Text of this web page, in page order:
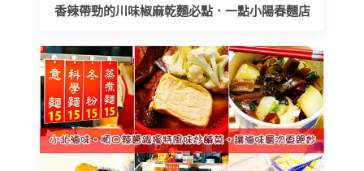
香辣帶勁的川味椒麻乾麵必點．一點小陽春麵店